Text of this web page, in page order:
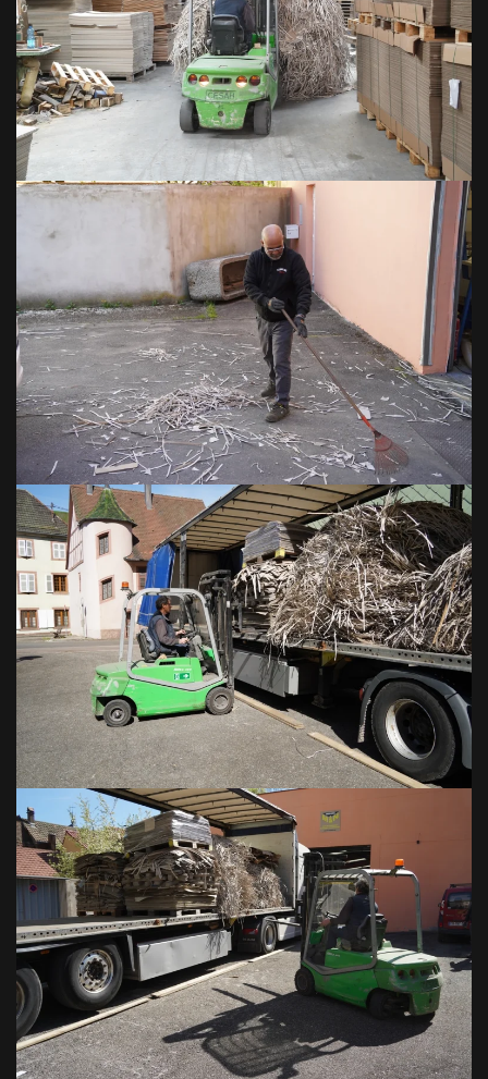
VOIR EN GRAND
VOIR EN GRAND
VOIR EN GRAND
VOIR EN GRAND